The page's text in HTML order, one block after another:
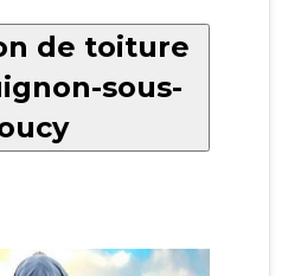
de toiture
sous-